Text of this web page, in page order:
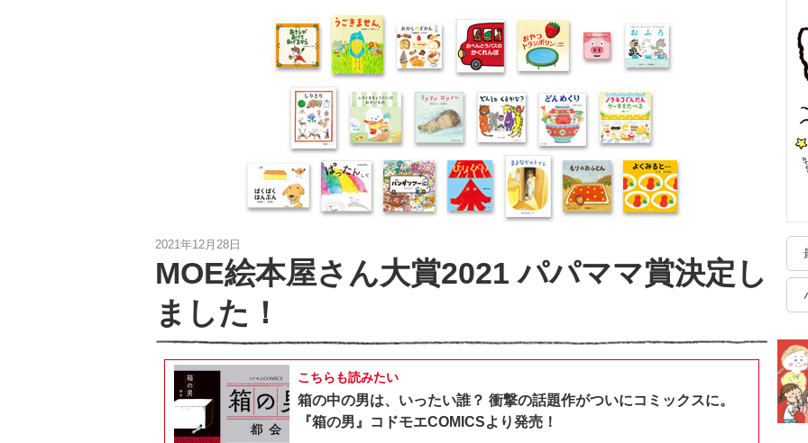
2021年12月28日
MOE絵本屋さん大賞2021 パパママ賞決定し
ました！
こちらも読みたい
箱の中の男は、いったい誰？ 衝撃の話題作がついにコミックスに。
『箱の男』コドモエCOMICSより発売！